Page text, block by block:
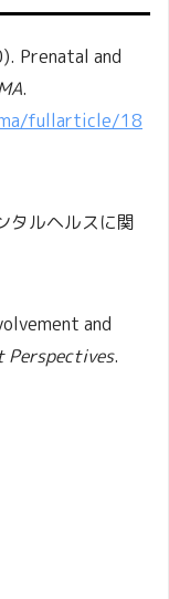
Prenatal and
.
fullarticle/18
タルヘルスに関
and
Perspectives.